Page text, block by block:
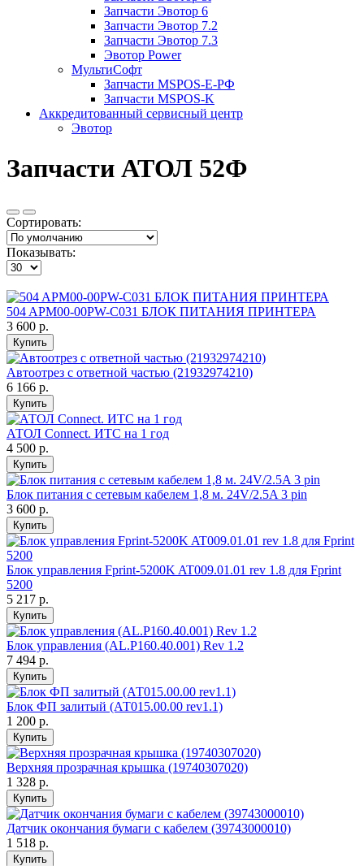
Запчасти Эвотор 6
Запчасти Эвотор 7.2
Запчасти Эвотор 7.3
Эвотор Power
МультиСофт
Запчасти MSPOS-E-PФ
Запчасти MSPOS-K
Аккредитованный сервисный центр
Эвотор
Запчасти АТОЛ 52Ф
Сортировать:
Показывать:
504 APM00-00PW-C031 БЛОК ПИТАНИЯ ПРИНТЕРА
3 600 р.
Купить
Автоотрез с ответной частью (21932974210)
6 166 р.
Купить
АТОЛ Connect. ИТС на 1 год
4 500 р.
Купить
Блок питания с сетевым кабелем 1,8 м. 24V/2.5A 3 pin
3 600 р.
Купить
Блок управления Fprint-5200K AT009.01.01 rev 1.8 для Fprint
5200
5 217 р.
Купить
Блок управления (AL.P160.40.001) Rev 1.2
7 494 р.
Купить
Блок ФП залитый (АТ015.00.00 rev1.1)
1 200 р.
Купить
Верхняя прозрачная крышка (19740307020)
1 328 р.
Купить
Датчик окончания бумаги с кабелем (39743000010)
1 518 р.
Купить